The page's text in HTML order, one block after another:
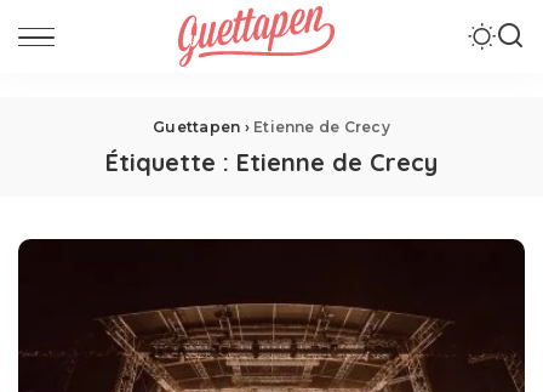
Guettapen › Etienne de Crecy
Étiquette : Etienne de Crecy